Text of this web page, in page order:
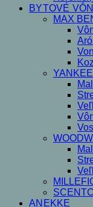
BYTOVÉ
MAX
ANEKKE